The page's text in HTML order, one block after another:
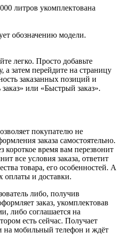
литров укомплектована
обозначению модели.
легко. Просто добавьте
а затем перейдите на страницу
заказанных позиций и
или «Быстрый заказ».
покупателю не
заказа самостоятельно.
короткое время вам перезвонит
все условия заказа, ответит
товара, его особенностей. А
оплаты и доставки.
либо, получив
заказ, укомплектовав
либо соглашается на
есть сейчас. Получает
на мобильный телефон и ждёт